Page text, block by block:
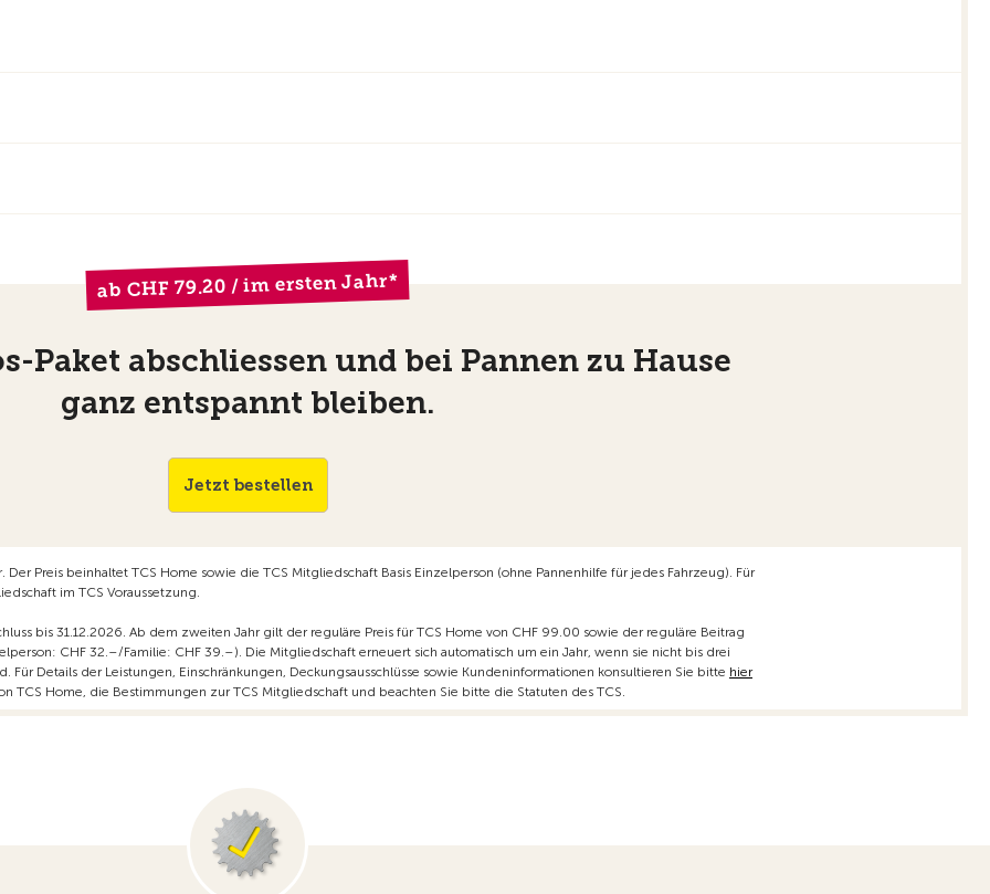
ab CHF 79.20 / im ersten Jahr*
Paket abschliessen und bei Pannen zu Hause
ganz entspannt bleiben.
Der Preis beinhaltet TCS Home sowie die TCS Mitgliedschaft Basis Einzelperson (ohne Pannenhilfe für jedes Fahrzeug). Für
im TCS Voraussetzung.
bis 31.12.2026. Ab dem zweiten Jahr gilt der reguläre Preis für TCS Home von CHF 99.00 sowie der reguläre Beitrag
CHF 32.–/Familie: CHF 39.–). Die Mitgliedschaft erneuert sich automatisch um ein Jahr, wenn sie nicht bis drei
Für Details der Leistungen, Einschränkungen, Deckungsausschlüsse sowie Kundeninformationen konsultieren Sie bitte hier
TCS Home, die Bestimmungen zur TCS Mitgliedschaft und beachten Sie bitte die Statuten des TCS.
Jetzt bestellen